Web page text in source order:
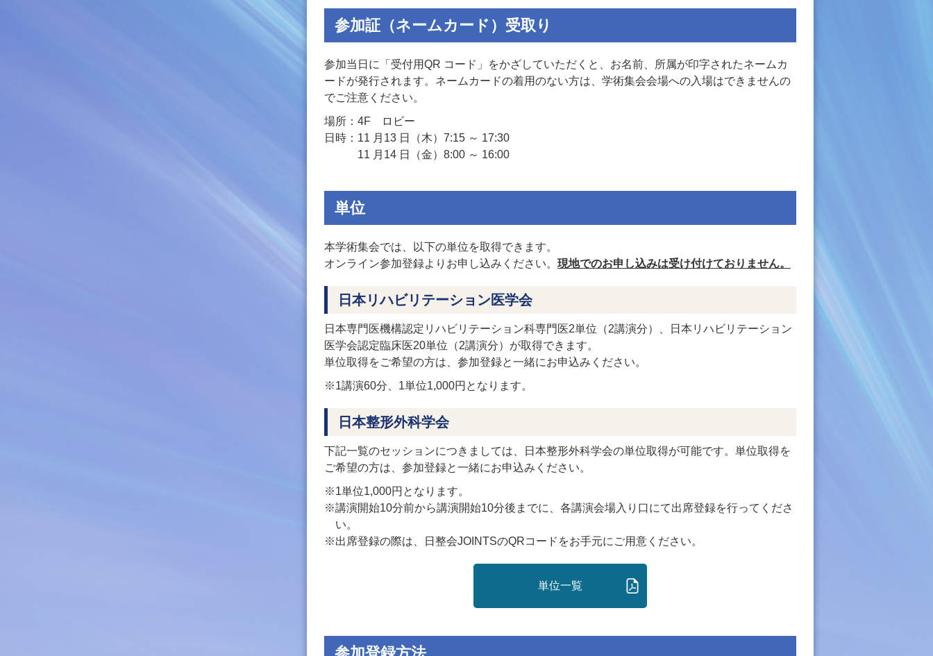
参加証（ネームカード）受取り
参加当日に「受付用QR コード」をかざしていただくと、お名前、所属が印字されたネームカ
ードが発行されます。ネームカードの着用のない方は、学術集会会場への入場はできませんの
でご注意ください。
場所：4F ロビー
日時：11 月13 日（木）7:15 ～ 17:30
11 月14 日（金）8:00 ～ 16:00
単位
本学術集会では、以下の単位を取得できます。
オンライン参加登録よりお申し込みください。 現地でのお申し込みは受け付けておりません。
日本リハビリテーション医学会
日本専門医機構認定リハビリテーション科専門医2単位（2講演分）、日本リハビリテーション
医学会認定臨床医20単位（2講演分）が取得できます。
単位取得をご希望の方は、参加登録と一緒にお申込みください。
※1講演60分、1単位1,000円となります。
日本整形外科学会
下記一覧のセッションにつきましては、日本整形外科学会の単位取得が可能です。単位取得を
ご希望の方は、参加登録と一緒にお申込みください。
※1単位1,000円となります。
※講演開始10分前から講演開始10分後までに、各講演会場入り口にて出席登録を行ってくださ
い。
※出席登録の際は、日整会JOINTSのQRコードをお手元にご用意ください。
単位一覧